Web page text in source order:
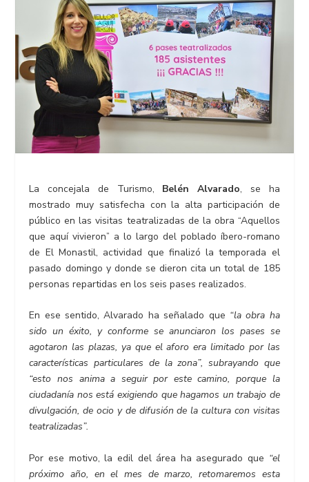
La concejala de Turismo, Belén Alvarado, se ha
mostrado muy satisfecha con la alta participación de
público en las visitas teatralizadas de la obra “Aquellos
que aquí vivieron” a lo largo del poblado íbero-romano
de El Monastil, actividad que finalizó la temporada el
pasado domingo y donde se dieron cita un total de 185
personas repartidas en los seis pases realizados.
En ese sentido, Alvarado ha señalado que “la obra ha
sido un éxito, y conforme se anunciaron los pases se
agotaron las plazas, ya que el aforo era limitado por las
características particulares de la zona”, subrayando que
“esto nos anima a seguir por este camino, porque la
ciudadanía nos está exigiendo que hagamos un trabajo de
divulgación, de ocio y de difusión de la cultura con visitas
teatralizadas”.
Por ese motivo, la edil del área ha asegurado que “el
próximo año, en el mes de marzo, retomaremos esta